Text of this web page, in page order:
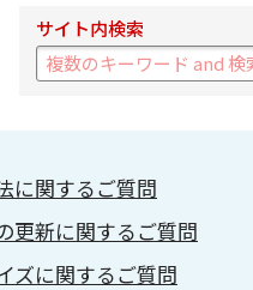
に関するご質問
更新に関するご質問
ズに関するご質問
サイト内検索